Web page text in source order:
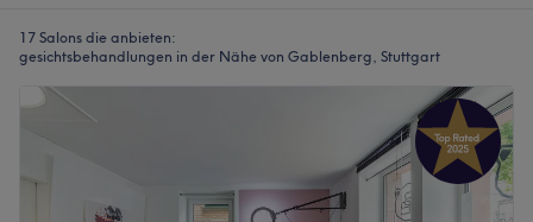
17 Salons die anbieten:
gesichtsbehandlungen in der Nähe von Gablenberg, Stuttgart